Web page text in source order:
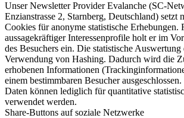
Unser Newsletter Provider Evalanche (SC-
Enzianstrasse 2, Starnberg, Deutschland) setzt
Cookies für anonyme statistische Erhebungen.
aussagekräftiger Interessenprofile holt er im
des Besuchers ein. Die statistische
Verwendung von Hashing. Dadurch wird die
erhobenen Informationen
einem bestimmbaren Besucher
Daten können lediglich für quantitative
verwendet werden.
Share-Buttons auf soziale Netzwerke